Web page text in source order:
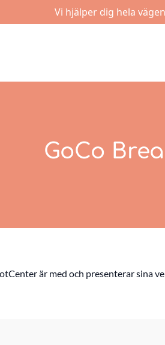
Vi hjälper dig hela
GoCo
är med och presenterar sina